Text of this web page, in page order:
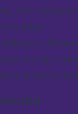
ni en etapas
a las
con
y sobre